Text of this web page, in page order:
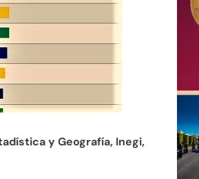
y Geografía, Inegi,